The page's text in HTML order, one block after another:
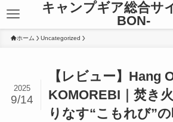
キャンプギア総合
BON-
ホーム Uncategorized
【レビュー】Hang
KOMOREBI｜焚き
りなす“こもれび”
2025
9/14